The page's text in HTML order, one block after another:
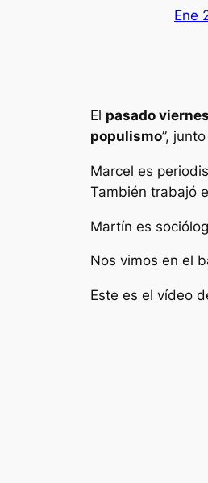
Ene
El pasado
populismo”,
Marcel es
También trabajó
Martín es
Nos vimos en el
Este es el vídeo